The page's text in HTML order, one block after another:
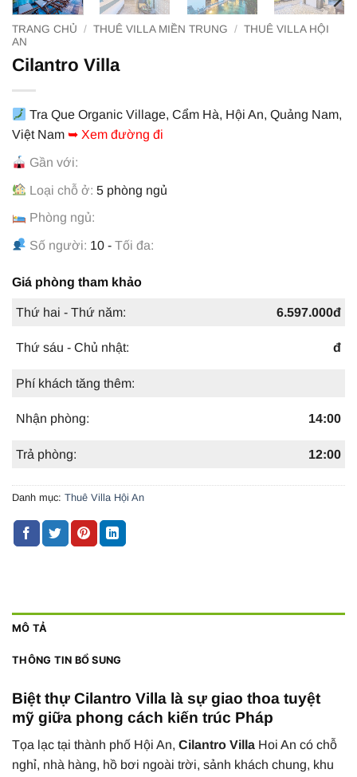
TRANG CHỦ / THUÊ VILLA MIỀN TRUNG / THUÊ VILLA HỘI
AN
Cilantro Villa
Tra Que Organic Village, Cẩm Hà, Hội An, Quảng Nam,
Việt Nam ➥ Xem đường đi
Gần với:
Loại chỗ ở: 5 phòng ngủ
Phòng ngủ:
Số người: 10 -Tối đa:
Giá phòng tham khảo
Thứ hai - Thứ năm: 6.597.000đ
Thứ sáu - Chủ nhật: đ
Phí khách tăng thêm:
Nhận phòng: 14:00
Trả phòng: 12:00
Danh mục: Thuê Villa Hội An
MÔ TẢ
THÔNG TIN BỔ SUNG
Biệt thự Cilantro Villa là sự giao thoa tuyệt
mỹ giữa phong cách kiến trúc Pháp
Tọa lạc tại thành phố Hội An, Cilantro Villa Hoi An có chỗ
nghỉ, nhà hàng, hồ bơi ngoài trời, sảnh khách chung, khu